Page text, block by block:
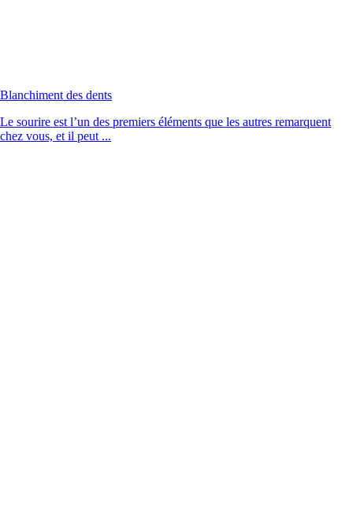
Blanchiment des dents
Le sourire est l’un des premiers éléments que les autres remarquent
chez vous, et il peut ...